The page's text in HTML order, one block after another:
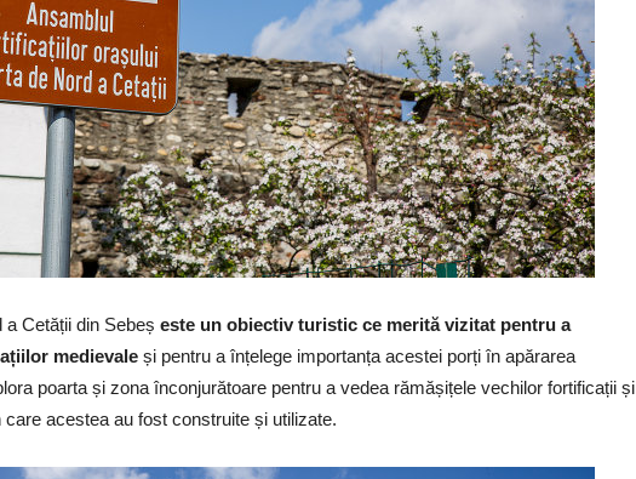
a Cetății din Sebeș este un obiectiv turistic ce merită vizitat pentru a
medievale și pentru a înțelege importanța acestei porți în apărarea
poarta și zona înconjurătoare pentru a vedea rămășițele vechilor fortificații și
acestea au fost construite și utilizate.